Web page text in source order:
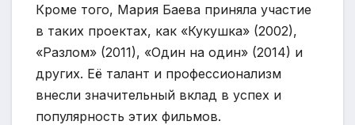
Кроме того, Мария Баева приняла участие
в таких проектах, как «Кукушка» (2002),
«Разлом» (2011), «Один на один» (2014) и
других. Её талант и профессионализм
внесли значительный вклад в успех и
популярность этих фильмов.